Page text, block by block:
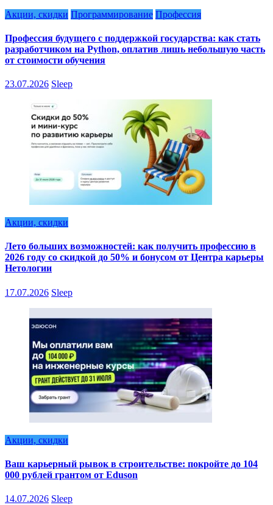
Акции, скидки Программирование Профессия
Профессия будущего с поддержкой государства: как стать
разработчиком на Python, оплатив лишь небольшую часть
от стоимости обучения
23.07.2026 Sleep
Акции, скидки
Лето больших возможностей: как получить профессию в
2026 году со скидкой до 50% и бонусом от Центра карьеры
Нетологии
17.07.2026 Sleep
Акции, скидки
Ваш карьерный рывок в строительстве: покройте до 104
000 рублей грантом от Eduson
14.07.2026 Sleep